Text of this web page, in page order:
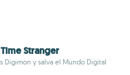
Stranger
Digimon y salva el Mundo Digital